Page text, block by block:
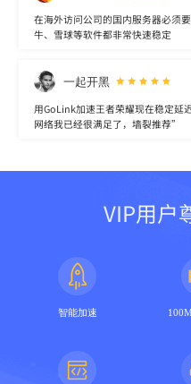
在海外访问公司的国内服务器必须
牛、雪球等软件都非常快速稳定
一起开黑
用GoLink加速王者荣耀现在稳定延
网络我已经很满足了，墙裂推荐”
VIP用户
智能加速